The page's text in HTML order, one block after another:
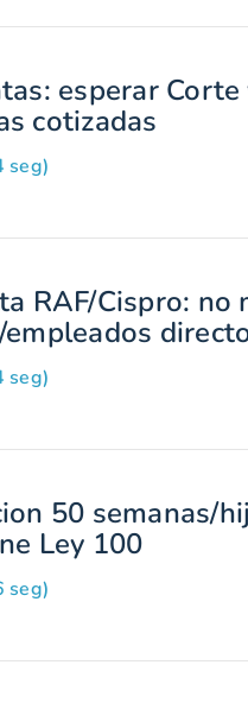
esperar
cotizadas
seg)
RAF/Cispro:
seg)
50 semanas/
Ley 100
seg)